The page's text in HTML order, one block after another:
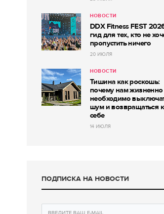
НОВОСТИ
DDX Fitness FEST
гид для тех, кто не
пропустить ничего
20 ИЮЛЯ
НОВОСТИ
Тишина как роскошь:
почему нам жизненно
необходимо
шум и возвращаться к
себе
14 ИЮЛЯ
ПОДПИСКА НА НОВОСТИ